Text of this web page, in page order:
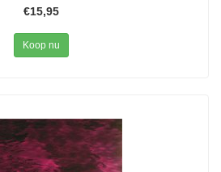
€15,95
Koop nu